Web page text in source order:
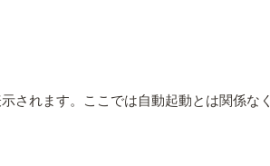
れます。ここでは自動起動とは関係な